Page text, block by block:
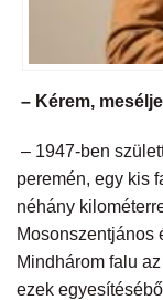
– Kérem,
– 1947-ben
peremén, egy kis
néhány
Mosonszentjános
Mindhárom falu
ezek